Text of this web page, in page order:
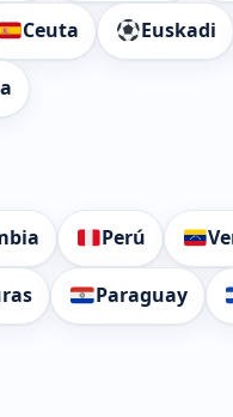
Ceuta Euskadi
Perú
Paraguay